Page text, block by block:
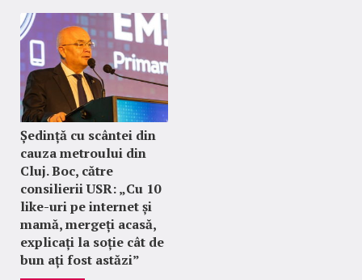
Ședință cu scântei din
cauza metroului din
Cluj. Boc, către
consilierii USR: „Cu 10
like-uri pe internet și
mamă, mergeți acasă,
explicați la soție cât de
bun ați fost astăzi”